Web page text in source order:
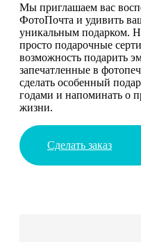
Мы приглашаем вас
ФотоПочта и удивить
уникальным подарком.
просто подарочные
возможность подарить
запечатленные в
сделать особенный
годами и напоминать о
жизни.
Сделать заказ